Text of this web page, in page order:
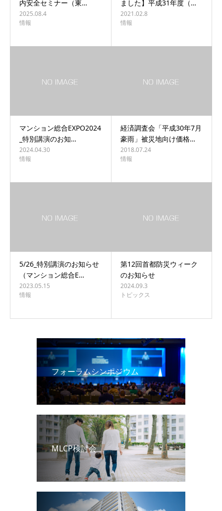
内安全セミナー（東…
2025.08.4
情報
ました】平成31年度（…
2021.02.8
情報
マンション総合EXPO2024
_特別講演のお知…
2024.04.30
情報
経済調査会「平成30年7月
豪雨」被災地向け価格…
2018.07.24
情報
5/26_特別講演のお知らせ
（マンション総合E…
2023.05.15
情報
第12回首都防災ウィーク
のお知らせ
2024.09.3
トピックス
フォーラムシンポジウム
MLCP検討会